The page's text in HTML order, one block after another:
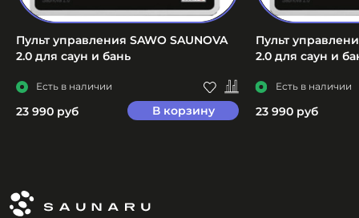
Пульт управления SAWO SAUNOVA
2.0 для саун и бань
Есть в наличии
23 990 руб В корзину
Пульт
2.0 для саун и
Есть в наличии
23 990 руб